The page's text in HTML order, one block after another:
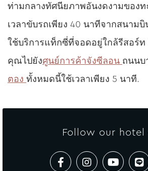
ท่ามกลางทัศนียภาพอันงดงามของ
เวลาขับรถเพียง 40 นาทีจากสนาม
ใช้บริการแท็กซี่ที่จอดอยู่ใกล้รีสอร์ท
คุณไปยังศูนย์การค้าจังซีลอน ถนนบ
ตอง ทั้งหมดนี้ใช้เวลาเพียง 5 นาที.
Follow our hotel